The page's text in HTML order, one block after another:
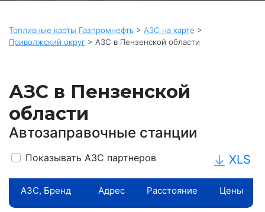
Топливные карты Газпромнефть > АЗС на карте >
Приволжский округ > АЗС в Пензенской области
АЗС в Пензенской
области
Автозаправочные станции
Показывать АЗС партнеров XLS
АЗС, Бренд Адрес Расстояние Цены